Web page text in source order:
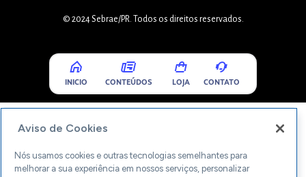
© 2024 Sebrae/PR. Todos os direitos reservados.
INICIO CONTEÚDOS LOJA CONTATO
Aviso de Cookies
Nós usamos cookies e outras tecnologias semelhantes para
melhorar a sua experiência em nossos serviços, personalizar